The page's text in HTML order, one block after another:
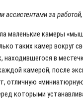
ассистентами за
маленькие камеры
таких камер вокруг
находившегося в
камерой, после
отличную
которыми